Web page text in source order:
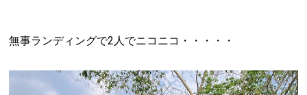
無事ランディングで2人でニコニコ・・・・・